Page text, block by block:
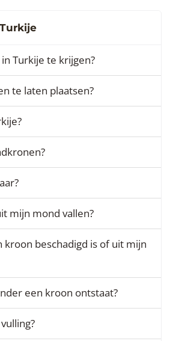
Turkije te krijgen?
te laten plaatsen?
mijn mond vallen?
beschadigd is of uit mijn
een kroon ontstaat?